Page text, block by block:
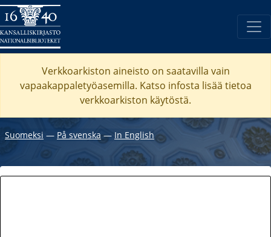
Verkkoarkiston aineisto on saatavilla vain
vapaakappaletyöasemilla. Katso infosta lisää tietoa
verkkoarkiston käytöstä.
Suomeksi ― På svenska― In English